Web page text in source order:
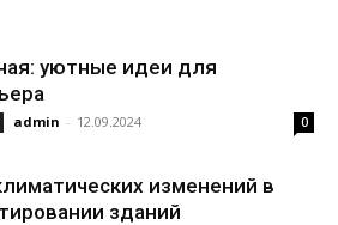
уютные идеи для
admin - 12.09.2024 0
изменений в
зданий